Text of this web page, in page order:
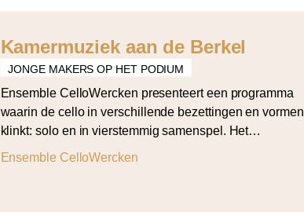
Kamermuziek aan de Berkel
JONGE MAKERS OP HET PODIUM
Ensemble CelloWercken presenteert een programma
waarin de cello in verschillende bezettingen en vormen
klinkt: solo en in vierstemmig samenspel. Het
Ensemble CelloWercken